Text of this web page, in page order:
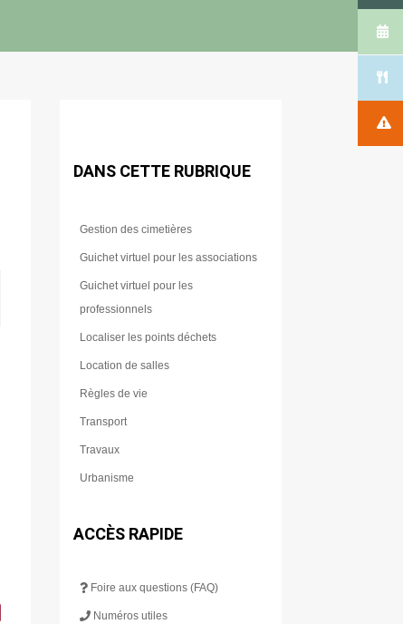
DANS CETTE RUBRIQUE
Gestion des cimetières
Guichet virtuel pour les associations
Guichet virtuel pour les
professionnels
Localiser les points déchets
Location de salles
Règles de vie
Transport
Travaux
Urbanisme
ACCÈS RAPIDE
Foire aux questions (FAQ)
Numéros utiles